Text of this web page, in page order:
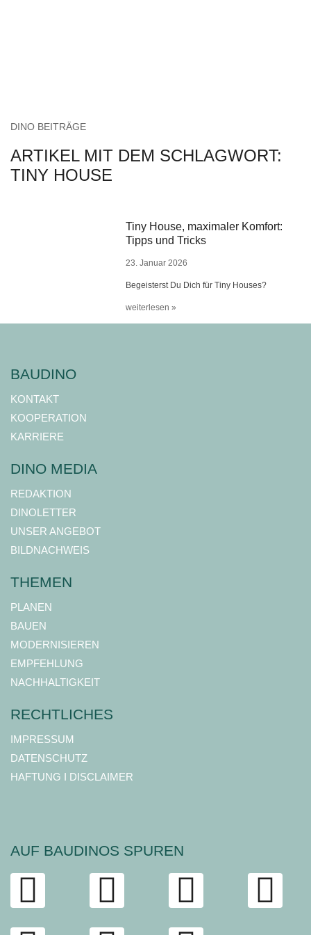
DINO BEITRÄGE
ARTIKEL MIT DEM SCHLAGWORT:
TINY HOUSE
Tiny House, maximaler Komfort:
Tipps und Tricks
23. Januar 2026
Begeisterst Du Dich für Tiny Houses?
weiterlesen »
BAUDINO
KONTAKT
KOOPERATION
KARRIERE
DINO MEDIA
REDAKTION
DINOLETTER
UNSER ANGEBOT
BILDNACHWEIS
THEMEN
PLANEN
BAUEN
MODERNISIEREN
EMPFEHLUNG
NACHHALTIGKEIT
RECHTLICHES
IMPRESSUM
DATENSCHUTZ
HAFTUNG I DISCLAIMER
AUF BAUDINOS SPUREN